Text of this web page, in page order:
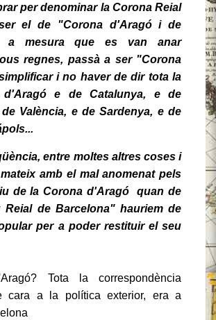
per denominar la Corona Reial
el de "Corona d'Aragó i de
a mesura que es van anar
regnes, passà a ser "Corona
i no haver de dir tota la
d'Aragó e de Catalunya, e de
València, e de Sardenya, e de
entre moltes altres coses i
amb el mal anomenat pels
de la Corona d'Aragó quan de
de Barcelona" hauriem de
per a poder restituir el seu
Tota la correspondència
cara a la política exterior, era a